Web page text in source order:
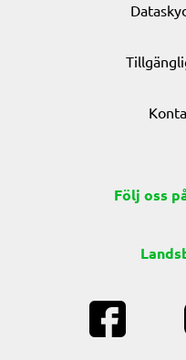
Följ oss